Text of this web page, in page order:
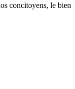
concitoyens, le bien